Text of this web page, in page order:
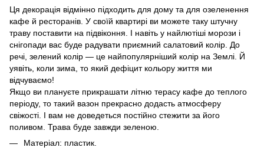
Ця декорація відмінно підходить для дому та для озеленення
кафе й ресторанів. У своїй квартирі ви можете таку штучну
траву поставити на підвіконня. І навіть у найлютіші морози і
снігопади вас буде радувати приємний салатовий колір. До
речі, зелений колір — це найпопулярніший колір на Землі. Й
уявіть, коли зима, то який дефіцит кольору життя ми
відчуваємо!
Якщо ви плануєте прикрашати літню терасу кафе до теплого
періоду, то такий вазон прекрасно додасть атмосферу
свіжості. І вам не доведеться постійно стежити за його
поливом. Трава буде завжди зеленою.
Матеріал: пластик.